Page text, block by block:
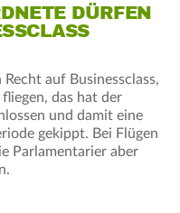
DÜRFEN
auf Businessclass,
das hat der
und damit eine
gekippt. Bei Flügen
Parlamentarier aber